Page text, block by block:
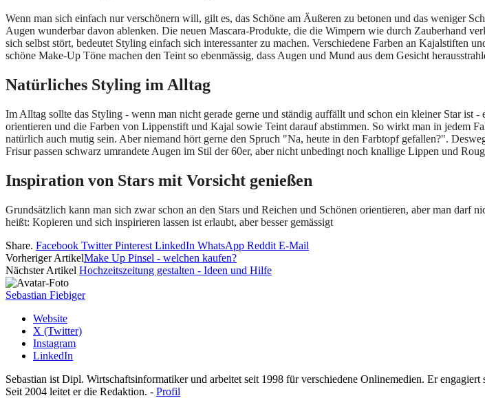
Wenn man sich einfach nur verschönern will, gilt es, das Schöne am Äußeren zu betonen und das weniger
Augen wunderbar davon ablenken. Die neuen Mascara-Produkte, die die Wimpern wie durch Zauberhand
sich selbst stört, bedeutet Styling einfach sich interessanter zu machen. Verschiedene Farben an
schöne Make-Up Töne machen den Teint so ebenmässig, dass Augen und Mund aus dem Gesicht
Natürliches Styling im Alltag
Im Alltag sollte das Styling - wenn man nicht gerade gerne und ständig auffällt und schon ein kleiner Star ist
orientieren und die Farben von Lippenstift und Kajal sowie Teint darauf abstimmen. So wirkt man in jedem
natürlich auch mutig sein. Aber niemand hört gerne den Spruch "Na, heute in den Farbtopf gefallen?".
Frisur passen schwarz umrandete Augen im Stil der 60er, aber nicht unbedingt noch knallige Lippen und
Inspiration von Stars mit Vorsicht genießen
Grundsätzlich kann man sich zwar schon an den Stars und Reichen und Schönen orientieren, aber man darf
heißt: Kopieren und sich inspirieren lassen ist erlaubt, aber besser gemässigt
Share. Facebook Twitter Pinterest LinkedIn WhatsApp Reddit E-Mail
Vorheriger ArtikelMake Up Pinsel - welchen kaufen?
Nächster Artikel Hochzeitszeitung gestalten - Ideen und Hilfe
Sebastian Fiebiger
Website
X (Twitter)
Instagram
LinkedIn
Sebastian ist Dipl. Wirtschaftsinformatiker und arbeitet seit 1998 für verschiedene Onlinemedien. Er
Seit 2004 leitet er die Redaktion. - Profil